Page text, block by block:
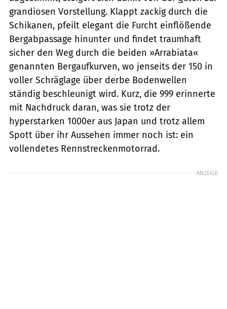
grandiosen Vorstellung. Klappt zackig durch die
Schikanen, pfeilt elegant die Furcht einflößende
Bergabpassage hinunter und findet traumhaft
sicher den Weg durch die beiden »Arrabiata«
genannten Bergaufkurven, wo jenseits der 150 in
voller Schräglage über derbe Bodenwellen
ständig beschleunigt wird. Kurz, die 999 erinnerte
mit Nachdruck daran, was sie trotz der
hyperstarken 1000er aus Japan und trotz allem
Spott über ihr Aussehen immer noch ist: ein
vollendetes Rennstreckenmotorrad.
ANZEIGE